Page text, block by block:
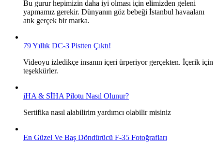
Bu gurur hepimizin daha iyi olması için elimizden geleni
yapmamız gerekir. Dünyanın göz bebeği İstanbul havaalanı
atık gerçek bir marka.
79 Yıllık DC-3 Pistten Çıktı!
Videoyu izledikçe insanın içeri ürperiyor gerçekten. İçerik için
teşekkürler.
iHA & SİHA Pilotu Nasıl Olunur?
Sertifika nasıl alabilirim yardımcı olabilir misiniz
En Güzel Ve Baş Döndürücü F-35 Fotoğrafları